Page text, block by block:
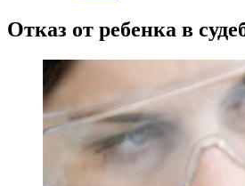
Отказ от ребенка в